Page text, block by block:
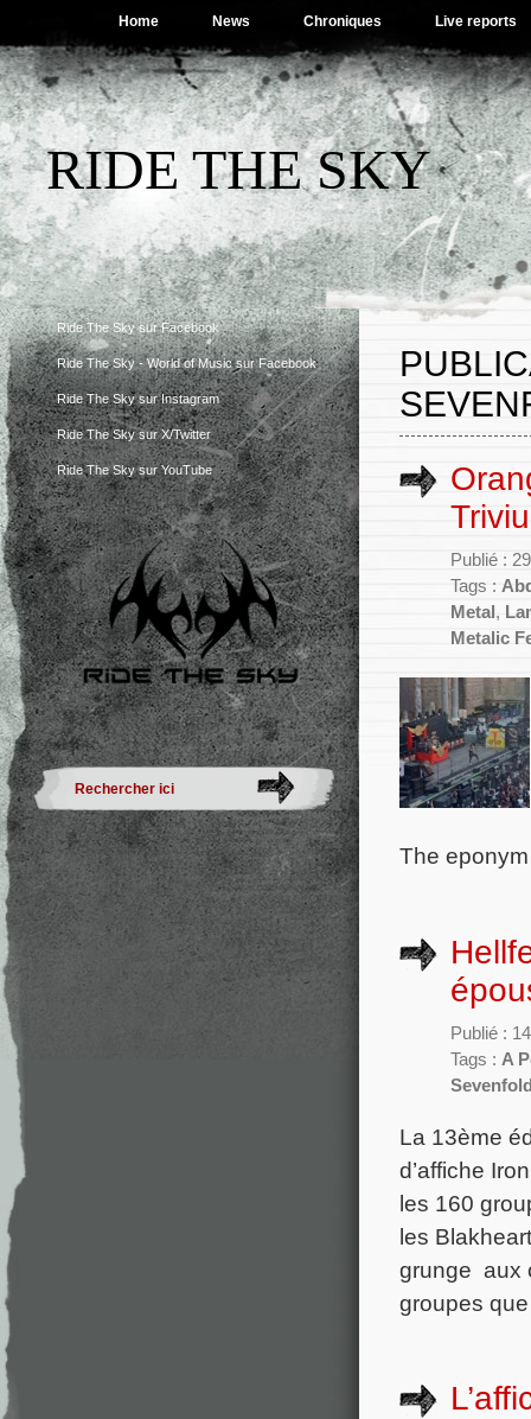
Home News Chroniques Live reports
RIDE THE SKY
Ride The Sky sur Facebook
Ride The Sky - World of Music sur Facebook
Ride The Sky sur Instagram
Ride The Sky sur X/Twitter
Ride The Sky sur YouTube
Publié :
Tags :
Metal ,
Metalic
The
Publié :
Tags : A
La 13ème
d’affiche
les 160
les
grunge aux
groupes